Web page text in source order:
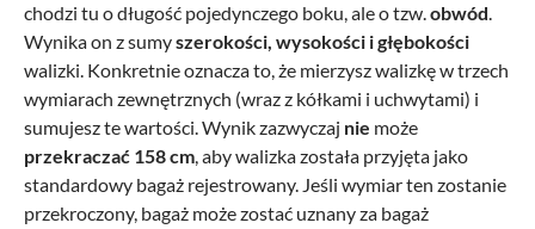
chodzi tu o długość pojedynczego boku, ale o tzw.obwód.
Wynika on z sumyszerokości, wysokości i głębokości
walizki. Konkretnie oznacza to, że mierzysz walizkę w trzech
wymiarach zewnętrznych (wraz z kółkami i uchwytami) i
sumujesz te wartości. Wynik zazwyczaj nie może
przekraczać 158 cm, aby walizka została przyjęta jako
standardowy bagaż rejestrowany. Jeśli wymiar ten zostanie
przekroczony, bagaż może zostać uznany za bagaż